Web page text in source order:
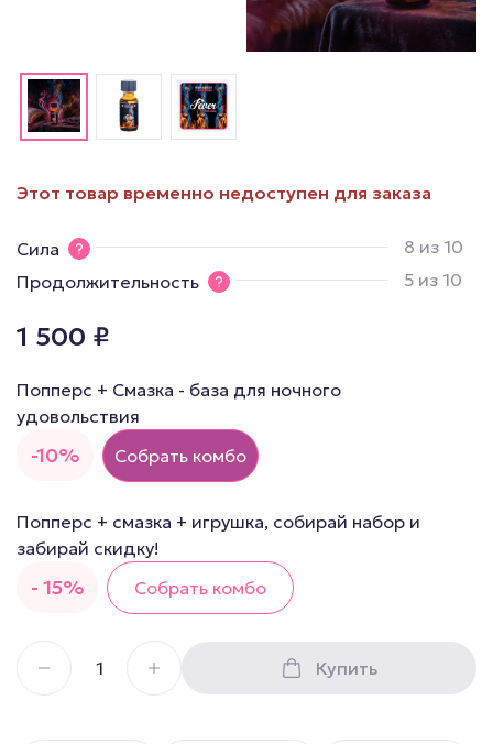
Этот товар временно недоступен для заказа
Сила
8 из 10
Продолжительность
5 из 10
1 500 ₽
-10%
Попперс + Смазка - база для ночного
удовольствия
Собрать комбо
- 15%
Попперс + смазка + игрушка, собирай набор и
забирай скидку!
Собрать комбо
Купить